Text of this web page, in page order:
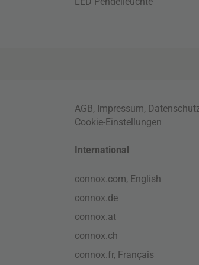
AGB, Impressum,
Cookie-Einstellungen
International
connox.com, English
connox.de
connox.at
connox.ch
connox.fr, Français